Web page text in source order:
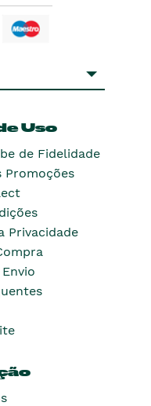
Uso
de Fidelidade
Promoções
Privacidade